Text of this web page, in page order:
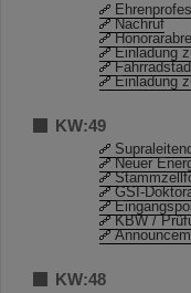
Nachruf
Einladung
Einladung
KW:49
Neuer
GSI-
KBW /
KW:48